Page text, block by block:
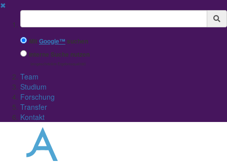
✖
Suchbegriff
MitGoogle™ suchen
Interne Suche nutzen
(eingeschränkte Ergebnisqualität)
Team
Studium
Forschung
Transfer
Kontakt